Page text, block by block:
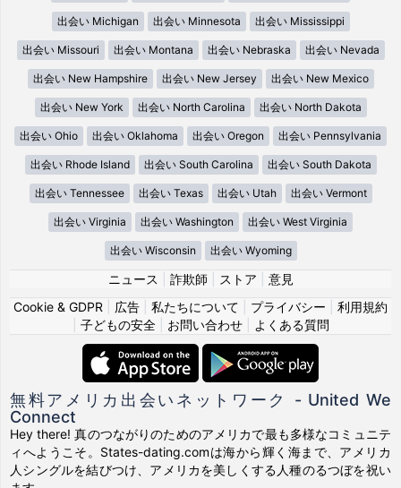
出会い Michigan 出会い Minnesota 出会い Mississippi
出会い Missouri 出会い Montana 出会い Nebraska 出会い Nevada
出会い New Hampshire 出会い New Jersey 出会い New Mexico
出会い New York 出会い North Carolina 出会い North Dakota
出会い Ohio 出会い Oklahoma 出会い Oregon 出会い Pennsylvania
出会い Rhode Island 出会い South Carolina 出会い South Dakota
出会い Tennessee 出会い Texas 出会い Utah 出会い Vermont
出会い Virginia 出会い Washington 出会い West Virginia
出会い Wisconsin 出会い Wyoming
ニュース 詐欺師 ストア
意見
Cookie & GDPR
広告 私たちについて プライバシー
利用規約
子どもの安全| お問い合わせ| よくある質問
無料アメリカ出会いネットワーク - United We
Connect
Hey there! 真のつながりのためのアメリカで最も多様なコミュニテ
ィへようこそ。States-dating.comは海から輝く海まで、アメリカ
人シングルを結びつけ、アメリカを美しくする人種のるつぼを祝い